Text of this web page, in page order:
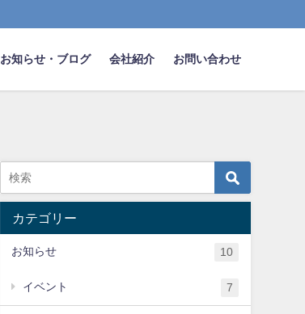
お知らせ・ブログ 会社紹介 お問い合わせ
カテゴリー
お知らせ 10
イベント 7